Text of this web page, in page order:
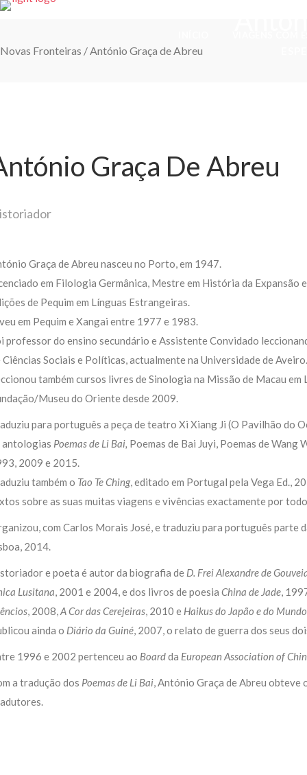
Novas Fronteiras /António Graça de Abreu
Graça De Abreu
Graça de Abreu nasceu no Porto, em 1947.
em Filologia Germânica, Mestre em História da
de Pequim em Línguas Estrangeiras.
em Pequim e Xangai entre 1977 e 1983.
professor do ensino secundário e Assistente Convidado
Ciências Sociais e Políticas, actualmente na Universidade de Aveiro.
também cursos livres de Sinologia na Missão de Macau
Museu do Oriente desde 2009.
para português a peça de teatro Xi Xiang Ji (O Pavilhão do
antologias Poemas de Li Bai, Poemas de Bai Juyi, Poemas de Wang
2009 e 2015.
também o Tao Te Ching, editado em Portugal pela Vega Ed.,
sobre as suas muitas viagens e vivências exactamente por
com Carlos Morais José, e traduziu para português parte
2014.
e poeta é autor da biografia de D. Frei Alexandre de
Lusitana, 2001 e 2004, e dos livros de poesia China de Jade,
, 2008,A Cor das Cerejeiras, 2010 e Haikus do Japão e do Mundo
ainda o Diário da Guiné, 2007, o relato de guerra dos seus
1996 e 2002 pertenceu ao Boardda European Association of
a tradução dos Poemas de Li Bai, António Graça de Abreu obteve